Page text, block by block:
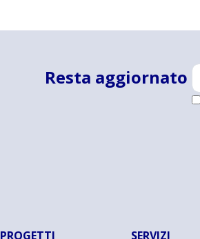
Resta aggiornato
PROGETTI SERVIZI